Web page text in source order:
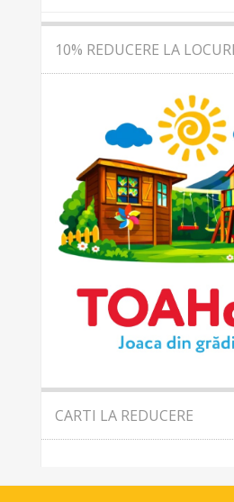
10% REDUCERE LA
CARTI LA REDUCERE